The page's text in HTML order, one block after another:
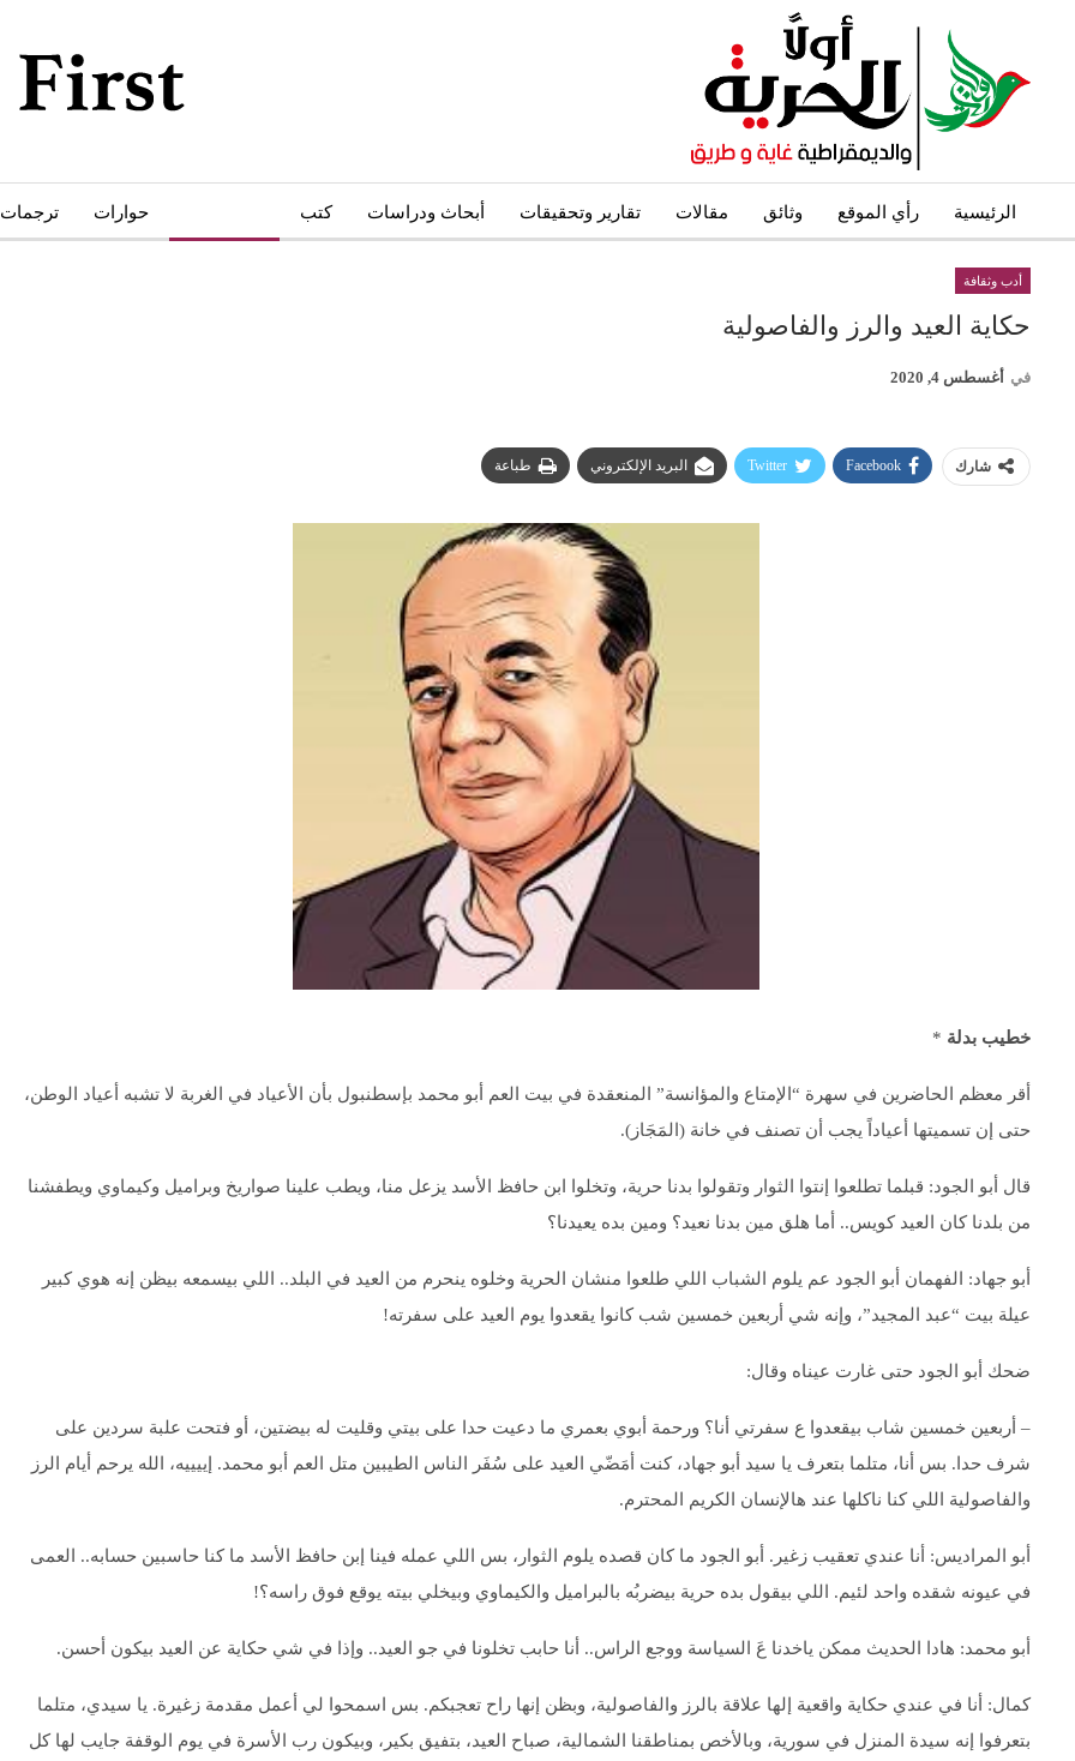
الرئيسية رأي الموقع وثائق مقالات تقارير وتحقيقات أبحاث ودراسات كتب حوارات ترجمات
أدب وثقافة
حكاية العيد والرز والفاصولية
في أغسطس 4, 2020
شارك Facebook
Twitter البريد الإلكتروني طباعة
خطيب بدلة *
أقر معظم الحاضرين في سهرة “الإمتاع والمؤانسة” المنعقدة في بيت العم أبو محمد بإسطنبول بأن الأعياد في الغربة لا تشبه أعياد الوطن،
حتى إن تسميتها أعياداً يجب أن تصنف في خانة (المَجَاز).
قال أبو الجود: قبلما تطلعوا إنتوا الثوار وتقولوا بدنا حرية، وتخلوا ابن حافظ الأسد يزعل منا، ويطب علينا صواريخ وبراميل وكيماوي ويطفشنا
من بلدنا كان العيد كويس.. أما هلق مين بدنا نعيد؟ ومين بده يعيدنا؟
أبو جهاد: الفهمان أبو الجود عم يلوم الشباب اللي طلعوا منشان الحرية وخلوه ينحرم من العيد في البلد.. اللي بيسمعه بيظن إنه هوي كبير
عيلة بيت “عبد المجيد”، وإنه شي أربعين خمسين شب كانوا يقعدوا يوم العيد على سفرته!
ضحك أبو الجود حتى غارت عيناه وقال:
– أربعين خمسين شاب بيقعدوا ع سفرتي أنا؟ ورحمة أبوي بعمري ما دعيت حدا على بيتي وقليت له بيضتين، أو فتحت علبة سردين على
شرف حدا. بس أنا، متلما بتعرف يا سيد أبو جهاد، كنت أمَضّي العيد على سُفَر الناس الطيبين متل العم أبو محمد. إييييه، الله يرحم أيام الرز
والفاصولية اللي كنا ناكلها عند هالإنسان الكريم المحترم.
أبو المراديس: أنا عندي تعقيب زغير. أبو الجود ما كان قصده يلوم الثوار، بس اللي عمله فينا إبن حافظ الأسد ما كنا حاسبين حسابه.. العمى
في عيونه شقده واحد لئيم. اللي بيقول بده حرية بيضربُه بالبراميل والكيماوي وبيخلي بيته يوقع فوق راسه؟!
أبو محمد: هادا الحديث ممكن ياخدنا عَ السياسة ووجع الراس.. أنا حابب تخلونا في جو العيد.. وإذا في شي حكاية عن العيد بيكون أحسن.
كمال: أنا في عندي حكاية واقعية إلها علاقة بالرز والفاصولية، وبظن إنها راح تعجبكم. بس اسمحوا لي أعمل مقدمة زغيرة. يا سيدي، متلما
بتعرفوا إنه سيدة المنزل في سورية، وبالأخص بمناطقنا الشمالية، صباح العيد، بتفيق بكير، وبيكون رب الأسرة في يوم الوقفة جايب لها كل
نحو استراتيجيّة للمعارضة السوريّة بشأن التحديات الصّهيونيّة
نوفمبر 27, 2024
قمة الرياض: أقوال تنتظر أفعالاً
نوفمبر 27, 2024
تعيينات ترامب: أنت لا تجني من الشوك العنب!
نوفمبر 27, 2024
ابن بطوطة عند تخوم سيبيريا!